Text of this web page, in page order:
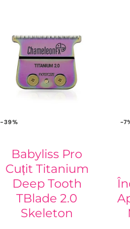
-39%
Babyliss Pro
Cuțit Titanium
Deep Tooth
TBlade 2.0
Skeleton
-